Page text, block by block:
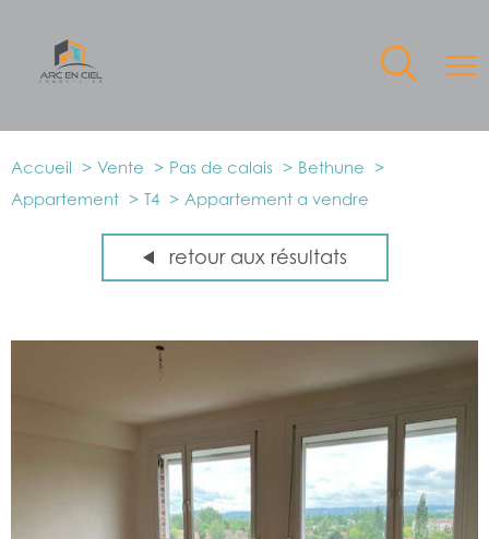
Accueil Vente Pas de calais
Bethune
Appartement
T4 Appartement a vendre
retour aux résultats